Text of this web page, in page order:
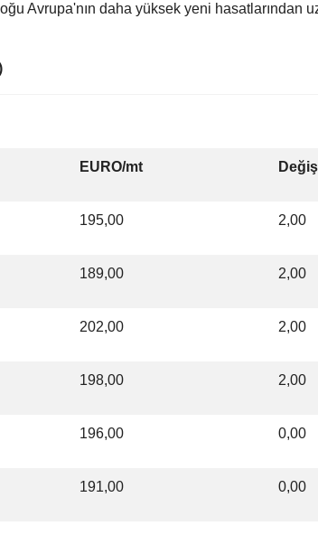
Avrupa'nın daha yüksek yeni hasatlarından
EURO/mt
195,00 2,00
189,00 2,00
202,00 2,00
198,00 2,00
196,00 0,00
191,00 0,00